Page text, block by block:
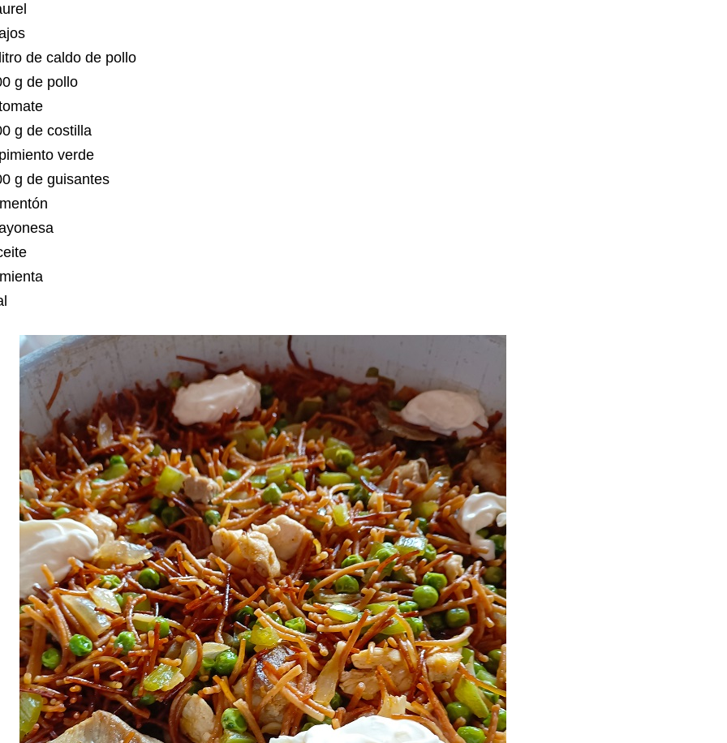
de caldo de pollo
g de pollo
g de costilla
verde
g de guisantes